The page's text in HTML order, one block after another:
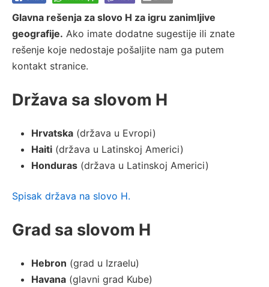
Glavna rešenja za slovo H za igru zanimljive
geografije. Ako imate dodatne sugestije ili znate
rešenje koje nedostaje pošaljite nam ga putem
kontakt stranice.
Država sa slovom H
Hrvatska (država u Evropi)
Haiti (država u Latinskoj Americi)
Honduras (država u Latinskoj Americi)
Spisak država na slovo H.
Grad sa slovom H
Hebron (grad u Izraelu)
Havana (glavni grad Kube)